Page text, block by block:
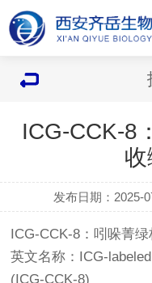
ICG-CCK-8
发布日期：2025-
ICG-CCK-8：吲哚菁
英文名称：ICG-
(ICG-CCK-8)